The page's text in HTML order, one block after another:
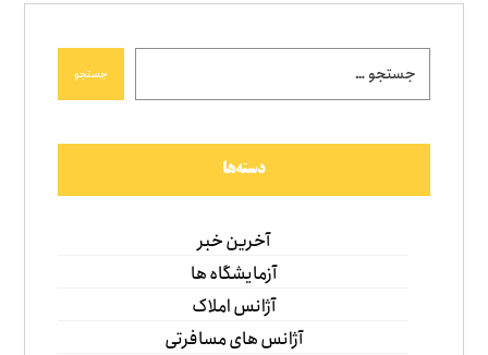
جستجو
دسته‌ها
آخرین خبر
آزمایشگاه ها
آژانس املاک
آژانس های مسافرتی